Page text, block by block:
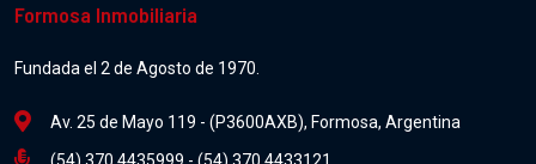
Formosa Inmobiliaria
Fundada el 2 de Agosto de 1970.
Av. 25 de Mayo 119 - (P3600AXB), Formosa, Argentina